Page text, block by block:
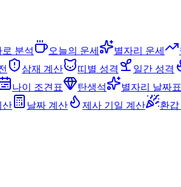
로 분석 오늘의 운세 별자리 운세
삼재 계산 띠별 성격 일간 성격
나이 조견표 탄생석 별자리 날짜표
산 날짜 계산 제사 기일 계산 환